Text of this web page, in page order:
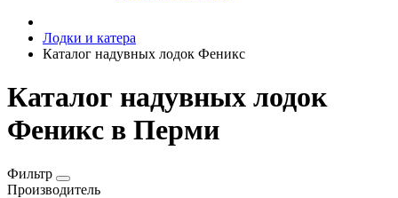
Лодки и катера
Каталог надувных лодок Феникc
Каталог надувных лодок
Феникc в Перми
Фильтр
Производитель